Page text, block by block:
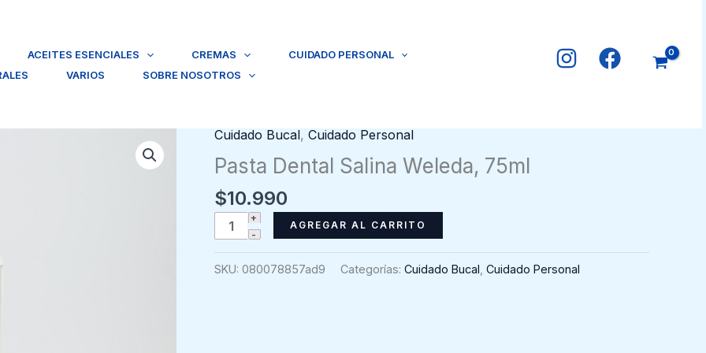
ACEITES ESENCIALES CREMAS
CUIDADO PERSONAL
VARIOS SOBRE NOSOTROS
Cuidado Bucal, Cuidado Personal
Pasta Dental Salina Weleda, 75ml
$10.990
Pasta
Dental
Salina
AGREGAR AL CARRITO
SKU: 080078857ad9 Categorías: Cuidado Bucal Cuidado Personal